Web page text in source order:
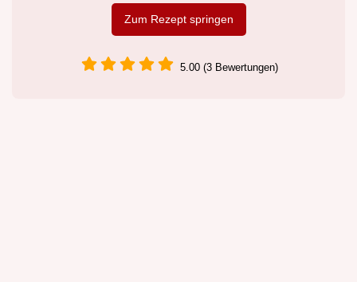
Zum Rezept springen
5.00 (3 Bewertungen)